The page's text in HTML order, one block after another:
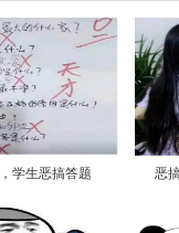
学生恶搞答题 恶